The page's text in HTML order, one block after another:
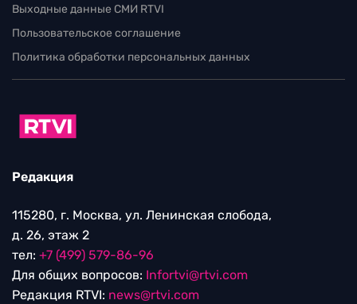
Выходные данные СМИ RTVI
Пользовательское соглашение
Политика обработки персональных данных
Редакция
115280, г. Москва, ул. Ленинская слобода,
д. 26, этаж 2
тел: +7 (499) 579-86-96
Для общих вопросов: Infortvi@rtvi.com
Редакция RTVI: news@rtvi.com